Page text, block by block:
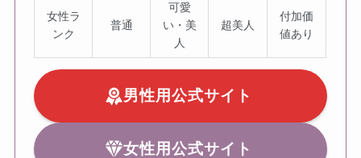
女性ラ
ンク
普通
可愛
い・美
人
超美人
付加価
値あり
男性用公式サイト
女性用公式サイト